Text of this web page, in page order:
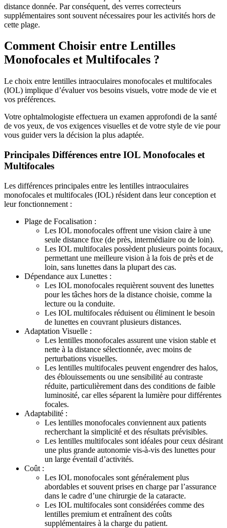
distance donnée. Par conséquent, des verres correcteurs
supplémentaires sont souvent nécessaires pour les activités hors de
cette plage.
Comment Choisir entre Lentilles
Monofocales et Multifocales ?
Le choix entre lentilles intraoculaires monofocales et multifocales
(IOL) implique d’évaluer vos besoins visuels, votre mode de vie et
vos préférences.
Votre ophtalmologiste effectuera un examen approfondi de la santé
de vos yeux, de vos exigences visuelles et de votre style de vie pour
vous guider vers la décision la plus adaptée.
Principales Différences entre IOL Monofocales et
Multifocales
Les différences principales entre les lentilles intraoculaires
monofocales et multifocales (IOL) résident dans leur conception et
leur fonctionnement :
Plage de Focalisation :
Les IOL monofocales offrent une vision claire à une
seule distance fixe (de près, intermédiaire ou de loin).
Les IOL multifocales possèdent plusieurs points focaux,
permettant une meilleure vision à la fois de près et de
loin, sans lunettes dans la plupart des cas.
Dépendance aux Lunettes :
Les IOL monofocales requièrent souvent des lunettes
pour les tâches hors de la distance choisie, comme la
lecture ou la conduite.
Les IOL multifocales réduisent ou éliminent le besoin
de lunettes en couvrant plusieurs distances.
Adaptation Visuelle :
Les lentilles monofocales assurent une vision stable et
nette à la distance sélectionnée, avec moins de
perturbations visuelles.
Les lentilles multifocales peuvent engendrer des halos,
des éblouissements ou une sensibilité au contraste
réduite, particulièrement dans des conditions de faible
luminosité, car elles séparent la lumière pour différentes
focales.
Adaptabilité :
Les lentilles monofocales conviennent aux patients
recherchant la simplicité et des résultats prévisibles.
Les lentilles multifocales sont idéales pour ceux désirant
une plus grande autonomie vis-à-vis des lunettes pour
un large éventail d’activités.
Coût :
Les IOL monofocales sont généralement plus
abordables et souvent prises en charge par l’assurance
dans le cadre d’une chirurgie de la cataracte.
Les IOL multifocales sont considérées comme des
lentilles premium et entraînent des coûts
supplémentaires à la charge du patient.